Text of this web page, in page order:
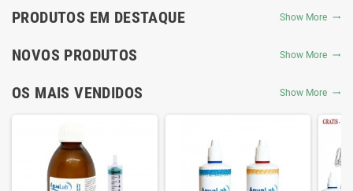
PRODUTOS EM DESTAQUE Show More
NOVOS PRODUTOS Show More
OS MAIS VENDIDOS Show More